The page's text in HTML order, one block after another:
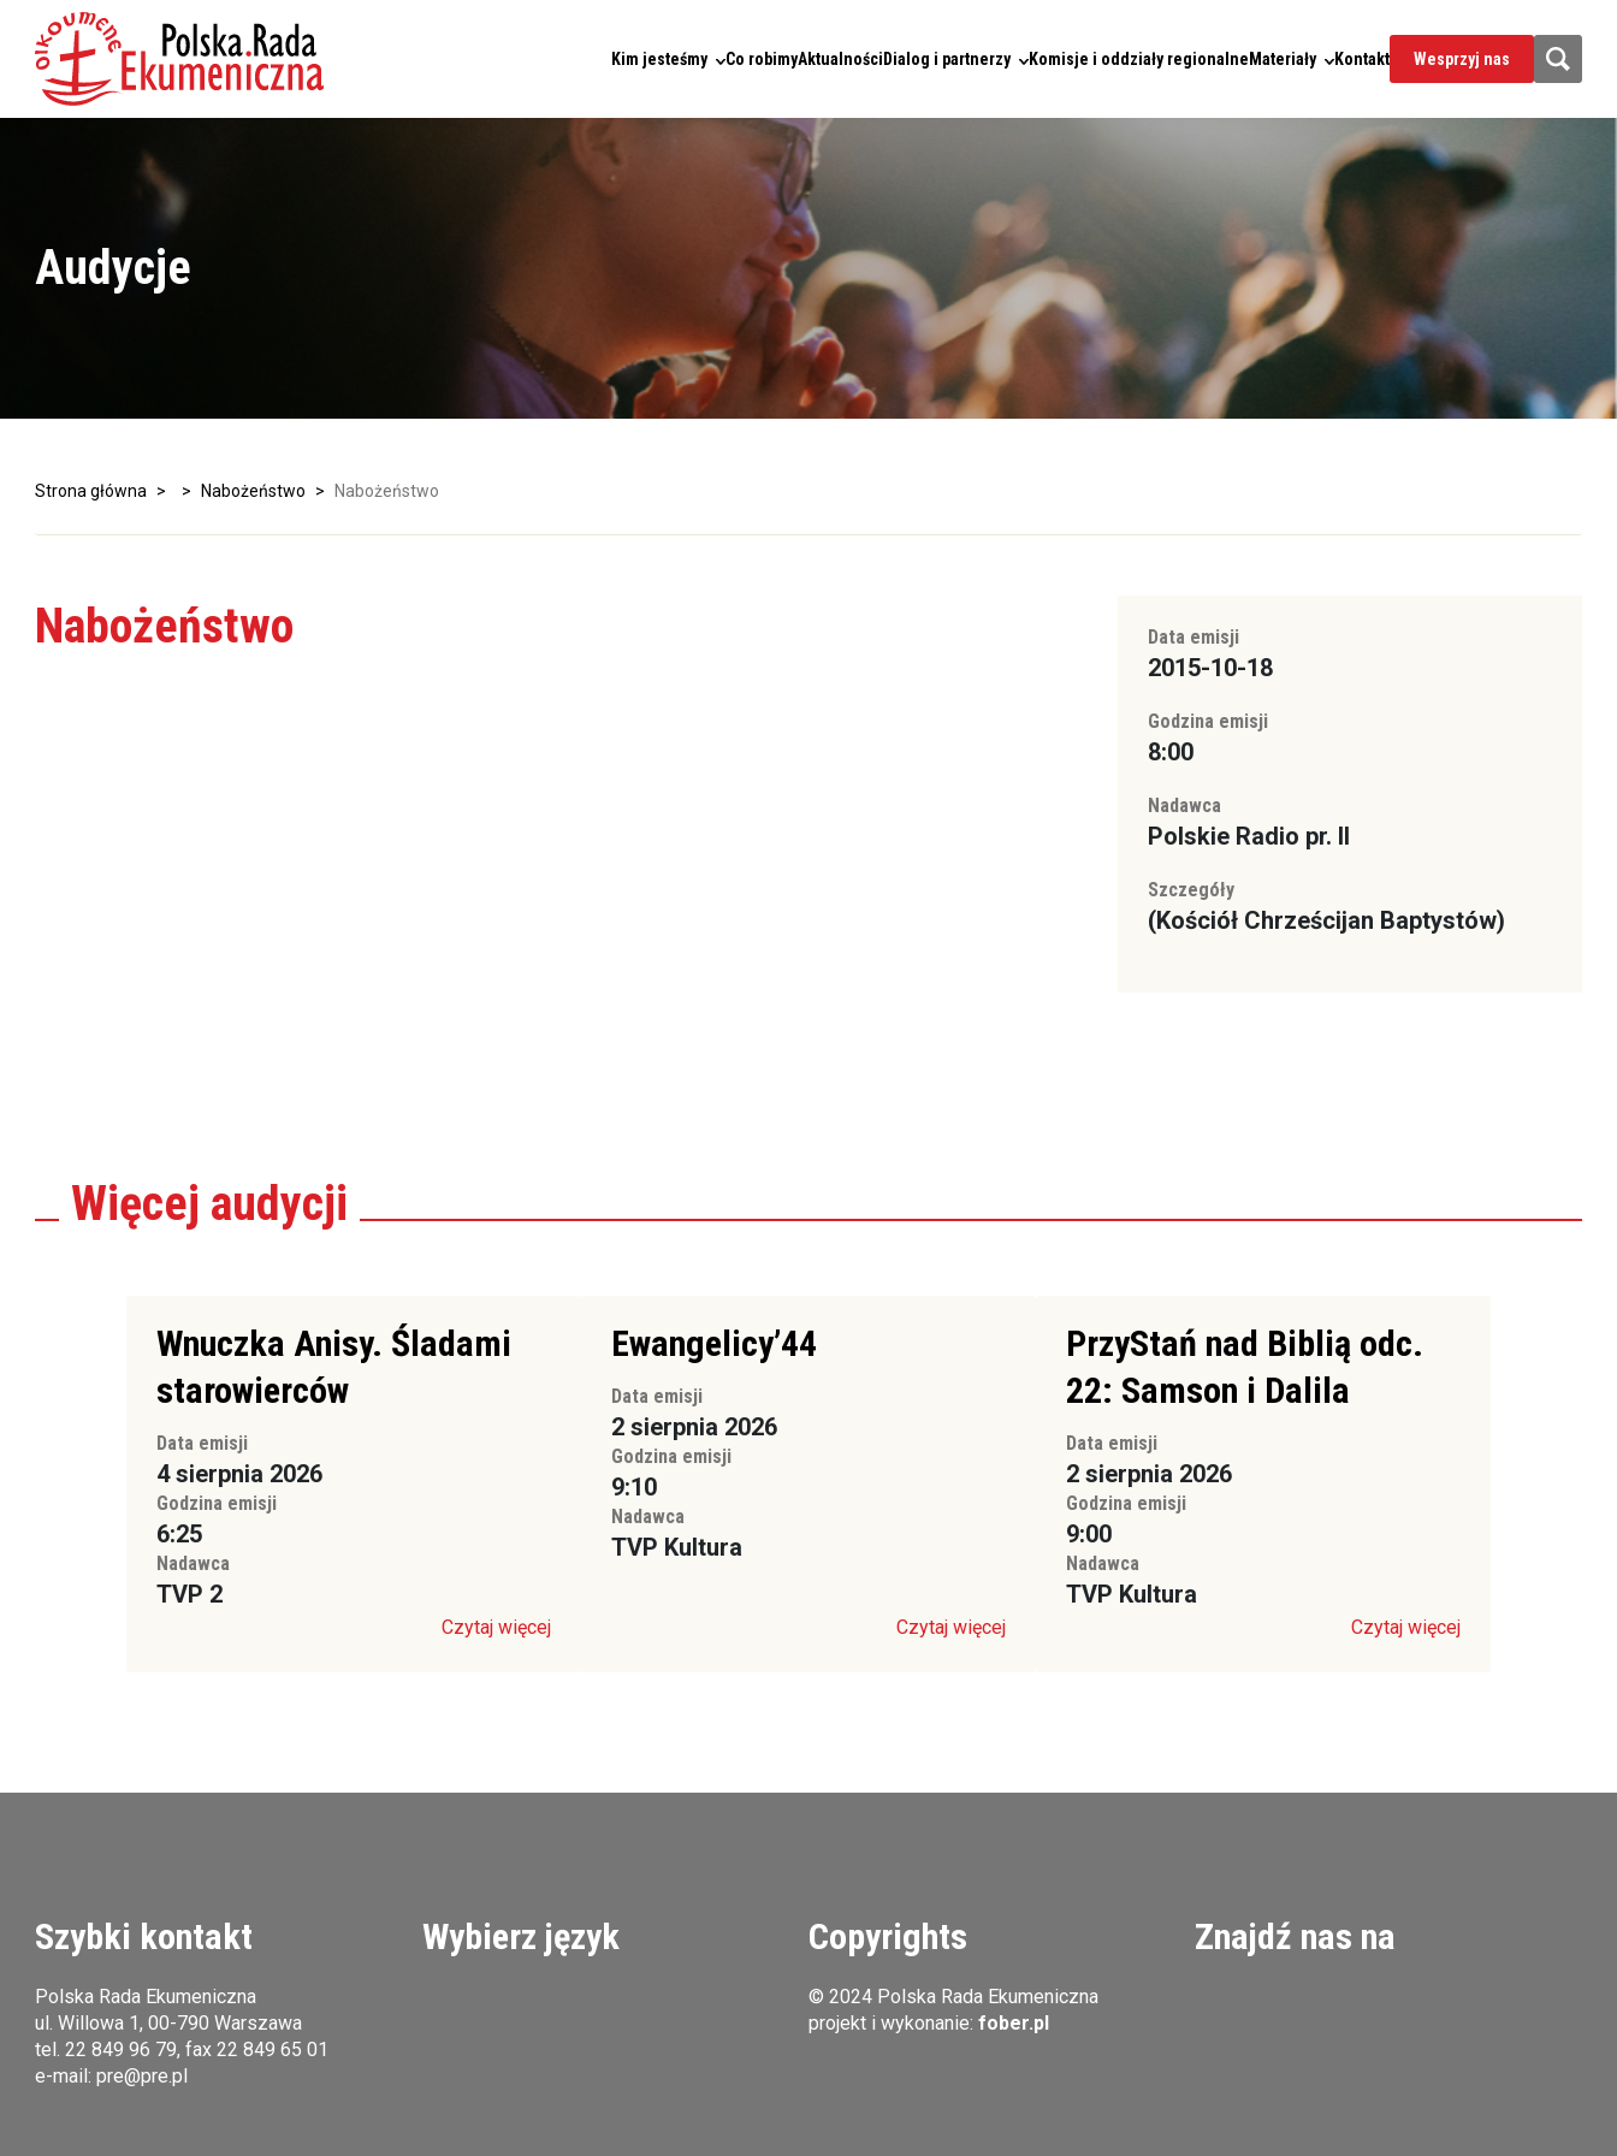
Kim jesteśmy Co robimyAktualnościDialog i partnerzy Komisje i oddziały regionalneMateriały Kontakt Wesprzyj nas
Audycje
Strona główna > > Nabożeństwo > Nabożeństwo
Nabożeństwo Data emisji
2015-10-18
Godzina emisji
8:00
Nadawca
Polskie Radio pr. II
Szczegóły
(Kościół Chrześcijan Baptystów)
Więcej audycji
Wnuczka Anisy. Śladami
starowierców
Data emisji
4 sierpnia 2026
Godzina emisji
6:25
Nadawca
TVP 2
Czytaj więcej
Ewangelicy’44
Data emisji
2 sierpnia 2026
Godzina emisji
9:10
Nadawca
TVP Kultura
Czytaj więcej
PrzyStań nad Biblią odc.
22: Samson i Dalila
Data emisji
2 sierpnia 2026
Godzina emisji
9:00
Nadawca
TVP Kultura
Czytaj więcej
Szybki kontakt
Polska Rada Ekumeniczna
ul. Willowa 1, 00-790 Warszawa
tel.22 849 96 79, fax 22 849 65 01
e-mail:pre@pre.pl
Wybierz język Copyrights
© 2024 Polska Rada Ekumeniczna
projekt i wykonanie: fober.pl
Znajdź nas na